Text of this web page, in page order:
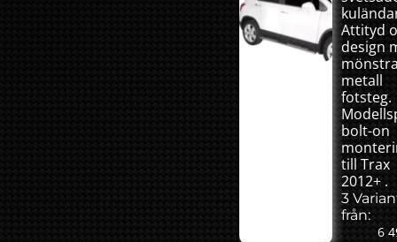
Attityd
design
metall
fotsteg.
bolt-on
till Trax
2012+ .
3
från:
6